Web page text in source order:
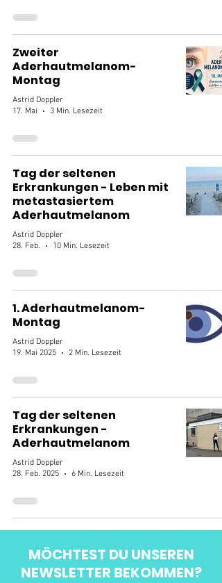
Zweiter
Aderhautmelanom-
Montag
Astrid Doppler
17. Mai
3 Min. Lesezeit
Tag der seltenen
Erkrankungen - Leben mit
metastasiertem
Aderhautmelanom
Astrid Doppler
28. Feb.
10 Min. Lesezeit
1. Aderhautmelanom-
Montag
Astrid Doppler
19. Mai 2025
2 Min. Lesezeit
Tag der seltenen
Erkrankungen -
Aderhautmelanom
Astrid Doppler
28. Feb. 2025
6 Min. Lesezeit
MÖCHTEST DU UNSEREN
NEWSLETTER BEKOMMEN?